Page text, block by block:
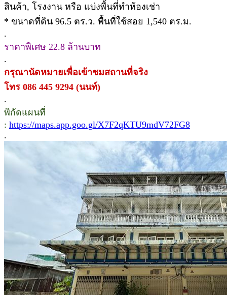
สินค้า, โรงงาน หรือ แบ่งพื้นที่ทำห้องเช่า
* ขนาดที่ดิน 96.5 ตร.ว. พื้นที่ใช้สอย 1,540 ตร.ม.
.
ราคาพิเศษ 22.8 ล้านบาท
.
กรุณานัดหมายเพื่อเข้าชมสถานที่จริง
โทร 086 445 9294 (นนท์)
.
พิกัดแผนที่
: https://maps.app.goo.gl/X7F2qKTU9mdV72FG8
.